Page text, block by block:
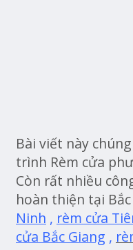
Bài viết này
trình Rèm cửa
Còn rất nhiều
hoàn thiện tại
Ninh , rèm cửa
cửa Bắc Giang ,